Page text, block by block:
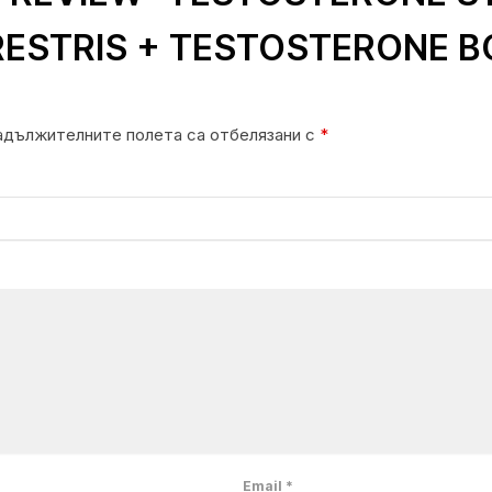
+ TESTOSTERONE
полета са отбелязани с *
Email *